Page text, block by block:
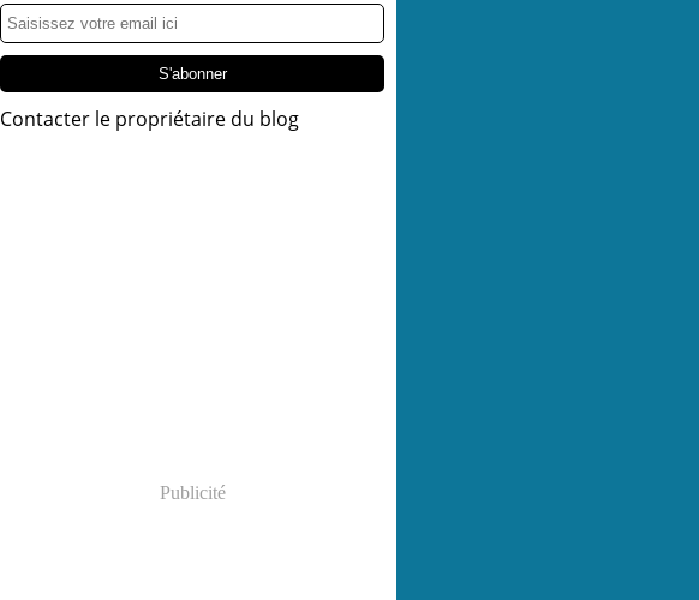
Contacter le propriétaire du blog
Publicité